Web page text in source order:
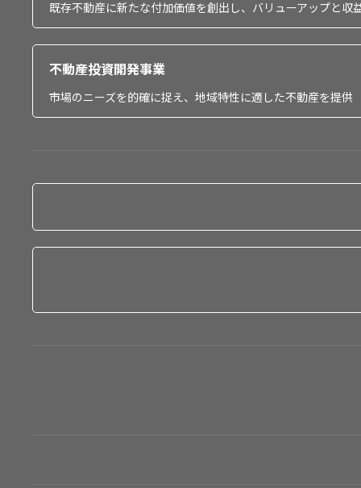
既存不動産に新たな付加価値を創出し、バリューアップと収
不動産投資開発事業
市場のニーズを的確に捉え、地域特性に適した不動産を提供